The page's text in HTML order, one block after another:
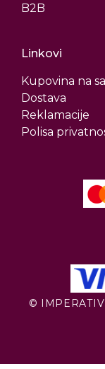
B2B
Linkovi
Kupovina na
Dostava
Reklamacije
Polisa
© IMPERATIV